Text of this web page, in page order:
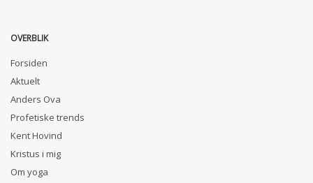
OVERBLIK
Forsiden
Aktuelt
Anders Ova
Profetiske trends
Kent Hovind
Kristus i mig
Om yoga